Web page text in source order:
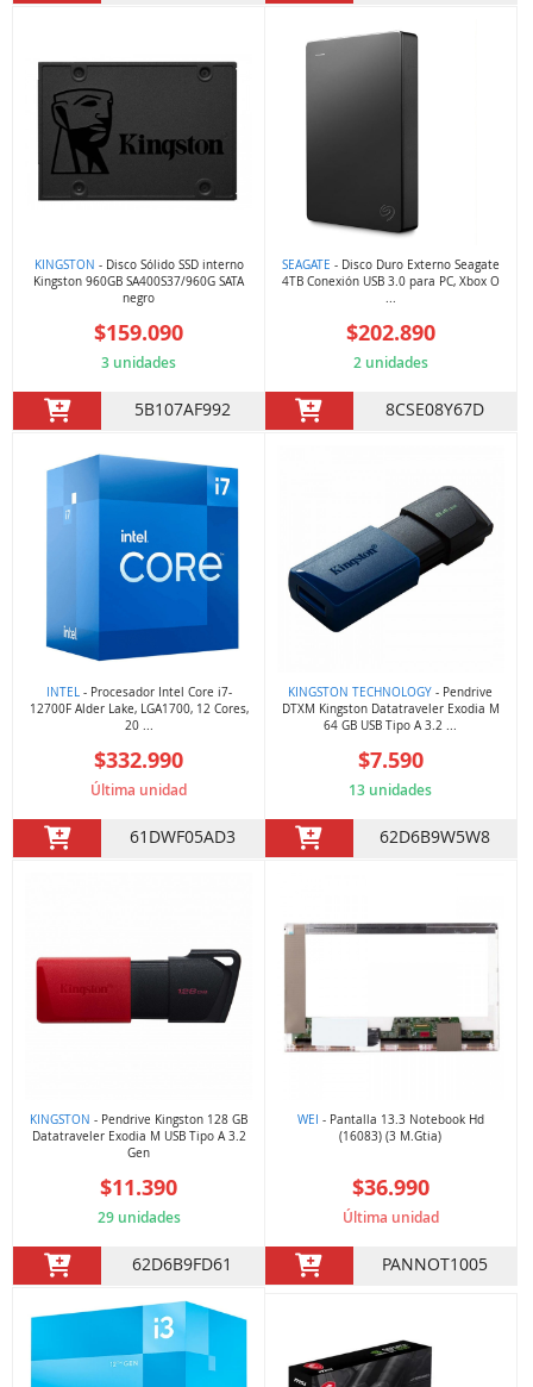
KINGSTON - Disco Sólido SSD interno
Kingston 960GB SA400S37/960G SATA
negro
$159.090
3 unidades
5B107AF992
SEAGATE - Disco Duro Externo Seagate
4TB Conexión USB 3.0 para PC, Xbox O
...
$202.890
2 unidades
8CSE08Y67D
INTEL- Procesador Intel Core i7-
12700F Alder Lake, LGA1700, 12 Cores,
20 ...
$332.990
Última unidad
61DWF05AD3
KINGSTON TECHNOLOGY - Pendrive
DTXM Kingston Datatraveler Exodia M
64 GB USB Tipo A 3.2 ...
$7.590
13 unidades
62D6B9W5W8
KINGSTON - Pendrive Kingston 128 GB
Datatraveler Exodia M USB Tipo A 3.2
Gen
$11.390
29 unidades
62D6B9FD61
WEI - Pantalla 13.3 Notebook Hd
(16083) (3 M.Gtia)
$36.990
Última unidad
PANNOT1005